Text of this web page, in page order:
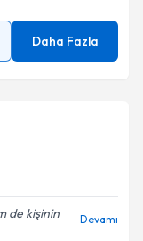
Daha Fazla
de kişinin
Devamı